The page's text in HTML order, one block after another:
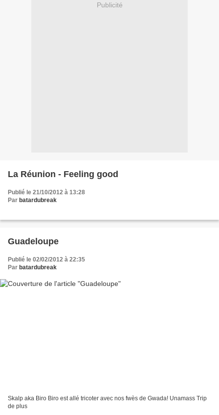
Publicité
La Réunion - Feeling good
Publié le 21/10/2012 à 13:28
Par batardubreak
Guadeloupe
Publié le 02/02/2012 à 22:35
Par batardubreak
Skalp aka Biro Biro est allé tricoter avec nos fwès de Gwada! Unamass Trip
de plus